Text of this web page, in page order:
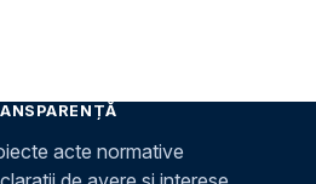
acte normative